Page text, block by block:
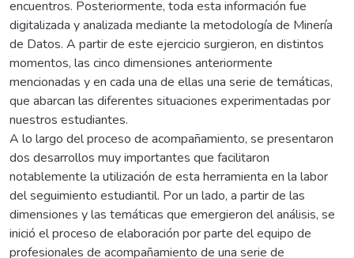
encuentros. Posteriormente, toda esta información fue
digitalizada y analizada mediante la metodología de Minería
de Datos. A partir de este ejercicio surgieron, en distintos
momentos, las cinco dimensiones anteriormente
mencionadas y en cada una de ellas una serie de temáticas,
que abarcan las diferentes situaciones experimentadas por
nuestros estudiantes.
A lo largo del proceso de acompañamiento, se presentaron
dos desarrollos muy importantes que facilitaron
notablemente la utilización de esta herramienta en la labor
del seguimiento estudiantil. Por un lado, a partir de las
dimensiones y las temáticas que emergieron del análisis, se
inició el proceso de elaboración por parte del equipo de
profesionales de acompañamiento de una serie de